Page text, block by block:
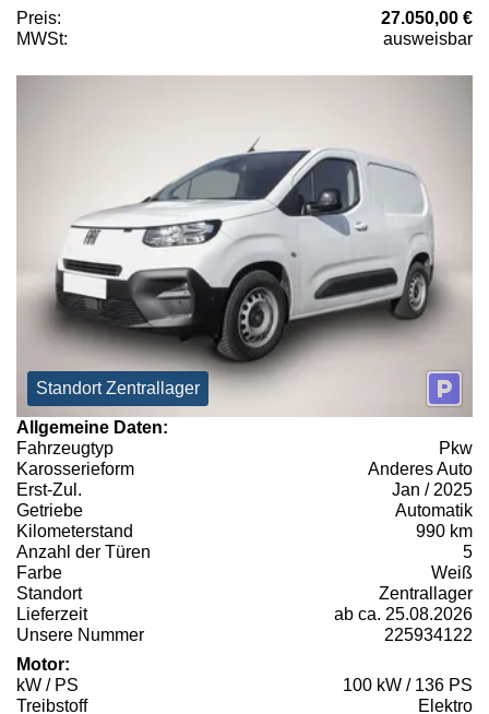
Preis:
27.050,00 €
MWSt:
ausweisbar
Standort Zentrallager
Allgemeine Daten:
Fahrzeugtyp
Pkw
Karosserieform
Anderes Auto
Erst-Zul.
Jan / 2025
Getriebe
Automatik
Kilometerstand
990 km
Anzahl der Türen
5
Farbe
Weiß
Standort
Zentrallager
Lieferzeit
ab ca. 25.08.2026
Unsere Nummer
225934122
Motor:
kW / PS
100 kW / 136 PS
Treibstoff
Elektro